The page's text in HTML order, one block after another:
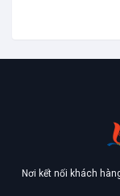
Nơi kết nối khách